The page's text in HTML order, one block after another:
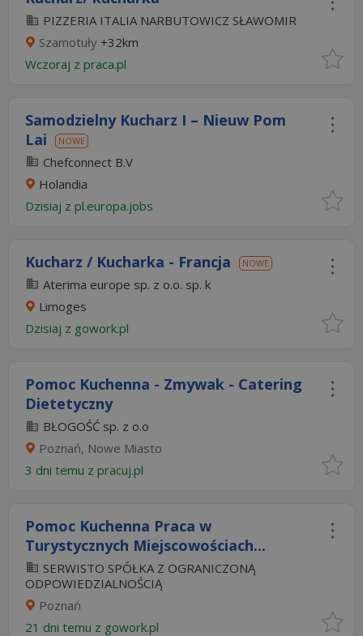
PIZZERIA ITALIA NARBUTOWICZ SŁAWOMIR
Szamotuły +32km
Wczoraj z praca.pl
Samodzielny Kucharz I – Nieuw Pom
Lai
NOWE
Chefconnect B.V
Holandia
Dzisiaj z pl.europa.jobs
Kucharz / Kucharka - Francja NOWE
Aterima europe sp. z o.o. sp. k
Limoges
Dzisiaj z gowork.pl
Pomoc Kuchenna - Zmywak - Catering
Dietetyczny
BŁOGOŚĆ sp. z o.o
Poznań, Nowe Miasto
3 dni temu z pracuj.pl
Pomoc Kuchenna Praca w
Turystycznych Miejscowościach...
SERWISTO SPÓŁKA Z OGRANICZONĄ
ODPOWIEDZIALNOŚCIĄ
Poznań
21 dni temu z gowork.pl